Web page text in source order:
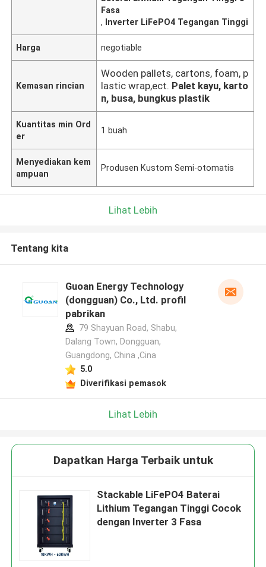
Fasa
, Inverter LiFePO4 Tegangan Tinggi
Harga negotiable
Kemasan rincian
Wooden pallets, cartons, foam, p
lastic wrap,ect. Palet kayu, karto
n, busa, bungkus plastik
Kuantitas min Ord
er
1 buah
Menyediakan kem
ampuan
Produsen Kustom Semi-otomatis
Lihat Lebih
Tentang kita
Guoan Energy Technology
(dongguan) Co., Ltd. profil
pabrikan
79 Shayuan Road, Shabu,
Dalang Town, Dongguan,
Guangdong, China ,Cina
5.0
Diverifikasi pemasok
Lihat Lebih
Dapatkan Harga Terbaik untuk
Stackable LiFePO4 Baterai
Lithium Tegangan Tinggi Cocok
dengan Inverter 3 Fasa